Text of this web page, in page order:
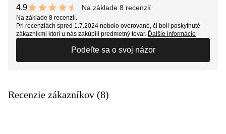
4.9
9.8 out of 10 stars
Na základe 8 recenzií
Na základe 8 recenzií.
Pri recenziách spred 1.7.2024 nebolo overované, či boli poskytnuté
zákazníkmi ktorí u nás zakúpili predmetný tovar. Ďalšie informácie
Podeľte sa o svoj názor
Recenzie zákazníkov (8)